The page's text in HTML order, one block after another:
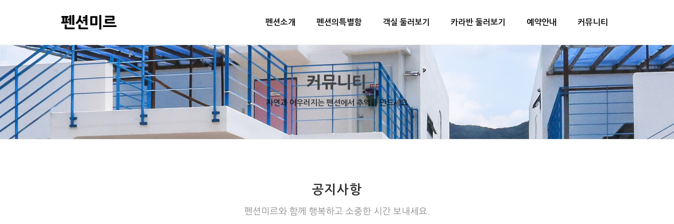
펜션소개 펜션의특별함 객실 둘러보기 카라반 둘러보기 예약안내 커뮤니티
커뮤니티
자연과 어우러지는 펜션에서 추억을 만드세요
공지사항
펜션미르와 함께 행복하고 소중한 시간 보내세요.